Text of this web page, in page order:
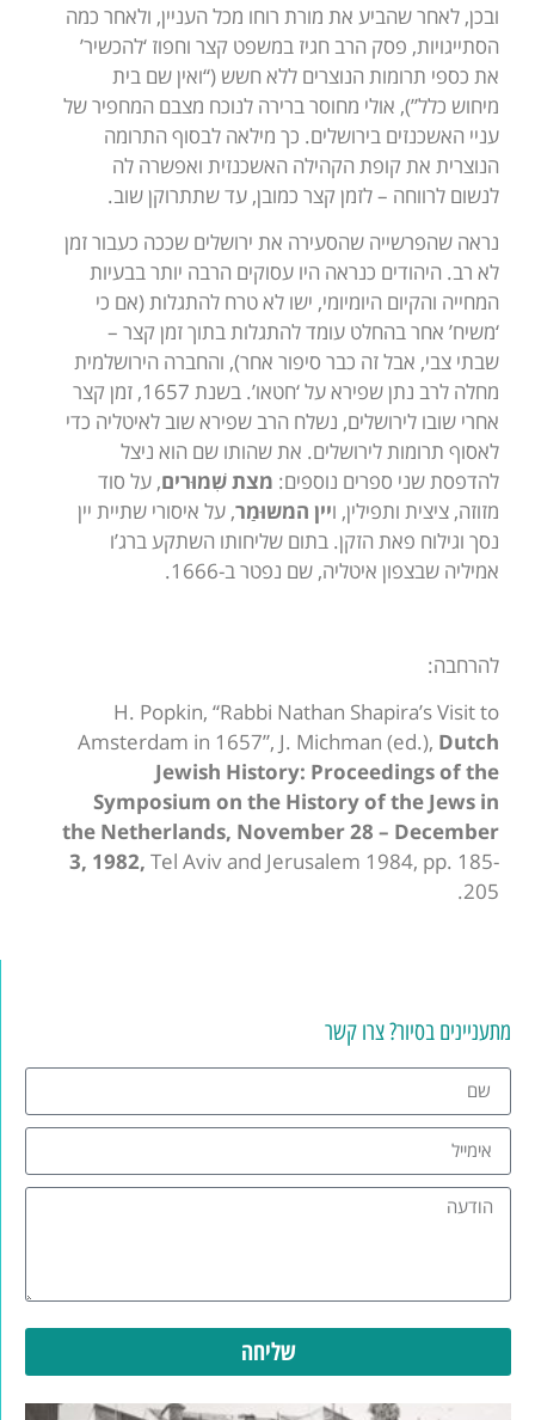
מתעניינים בסיור? צרו קשר
שליחה
ובכן, לאחר שהביע את מורת רוחו מכל העניין, ולאחר כמה
הסתייגויות, פסק הרב חגיז במשפט קצר וחפוז ‘להכשיר’
את כספי תרומות הנוצרים ללא חשש (“ואין שם בית
מיחוש כלל”), אולי מחוסר ברירה לנוכח מצבם המחפיר של
עניי האשכנזים בירושלים. כך מילאה לבסוף התרומה
הנוצרית את קופת הקהילה האשכנזית ואפשרה לה
לנשום לרווחה – לזמן קצר כמובן, עד שתתרוקן שוב.
נראה שהפרשייה שהסעירה את ירושלים שככה כעבור זמן
לא רב. היהודים כנראה היו עסוקים הרבה יותר בבעיות
המחייה והקיום היומיומי, ישו לא טרח להתגלות (אם כי
‘משיח’ אחר בהחלט עומד להתגלות בתוך זמן קצר –
שבתי צבי, אבל זה כבר סיפור אחר), והחברה הירושלמית
מחלה לרב נתן שפירא על ‘חטאו’. בשנת 1657, זמן קצר
אחרי שובו לירושלים, נשלח הרב שפירא שוב לאיטליה כדי
לאסוף תרומות לירושלים. את שהותו שם הוא ניצל
להדפסת שני ספרים נוספים: מצת שִׁמוּרים, על סוד
מזוזה, ציצית ותפילין, ויין המשוּמַר, על איסורי שתיית יין
נסך וגילוח פאת הזקן. בתום שליחותו השתקע ברג’ו
אמיליה שבצפון איטליה, שם נפטר ב-1666.
להרחבה:
H. Popkin, “Rabbi Nathan Shapira’s Visit to
Amsterdam in 1657”, J. Michman (ed.), Dutch
Jewish History: Proceedings of the
Symposium on the History of the Jews in
the Netherlands, November 28 – December
3, 1982, Tel Aviv and Jerusalem 1984, pp. 185-
205.